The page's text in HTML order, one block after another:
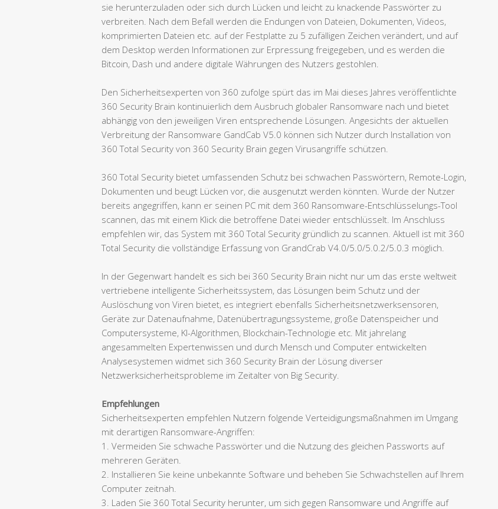
sie herunterzuladen oder sich durch Lücken und leicht zu knackende Passwörter zu
verbreiten. Nach dem Befall werden die Endungen von Dateien, Dokumenten, Videos,
komprimierten Dateien etc. auf der Festplatte zu 5 zufälligen Zeichen verändert, und auf
dem Desktop werden Informationen zur Erpressung freigegeben, und es werden die
Bitcoin, Dash und andere digitale Währungen des Nutzers gestohlen.
Den Sicherheitsexperten von 360 zufolge spürt das im Mai dieses Jahres veröffentlichte
360 Security Brain kontinuierlich dem Ausbruch globaler Ransomware nach und bietet
abhängig von den jeweiligen Viren entsprechende Lösungen. Angesichts der aktuellen
Verbreitung der Ransomware GandCab V5.0 können sich Nutzer durch Installation von
360 Total Security von 360 Security Brain gegen Virusangriffe schützen.
360 Total Security bietet umfassenden Schutz bei schwachen Passwörtern, Remote-Login,
Dokumenten und beugt Lücken vor, die ausgenutzt werden könnten. Wurde der Nutzer
bereits angegriffen, kann er seinen PC mit dem 360 Ransomware-Entschlüsselungs-Tool
scannen, das mit einem Klick die betroffene Datei wieder entschlüsselt. Im Anschluss
empfehlen wir, das System mit 360 Total Security gründlich zu scannen. Aktuell ist mit 360
Total Security die vollständige Erfassung von GrandCrab V4.0/5.0/5.0.2/5.0.3 möglich.
In der Gegenwart handelt es sich bei 360 Security Brain nicht nur um das erste weltweit
vertriebene intelligente Sicherheitssystem, das Lösungen beim Schutz und der
Auslöschung von Viren bietet, es integriert ebenfalls Sicherheitsnetzwerksensoren,
Geräte zur Datenaufnahme, Datenübertragungssysteme, große Datenspeicher und
Computersysteme, KI-Algorithmen, Blockchain-Technologie etc. Mit jahrelang
angesammelten Expertenwissen und durch Mensch und Computer entwickelten
Analysesystemen widmet sich 360 Security Brain der Lösung diverser
Netzwerksicherheitsprobleme im Zeitalter von Big Security.
Empfehlungen
Sicherheitsexperten empfehlen Nutzern folgende Verteidigungsmaßnahmen im Umgang
mit derartigen Ransomware-Angriffen:
1. Vermeiden Sie schwache Passwörter und die Nutzung des gleichen Passworts auf
mehreren Geräten.
2. Installieren Sie keine unbekannte Software und beheben Sie Schwachstellen auf Ihrem
Computer zeitnah.
3. Laden Sie 360 Total Security herunter, um sich gegen Ransomware und Angriffe auf